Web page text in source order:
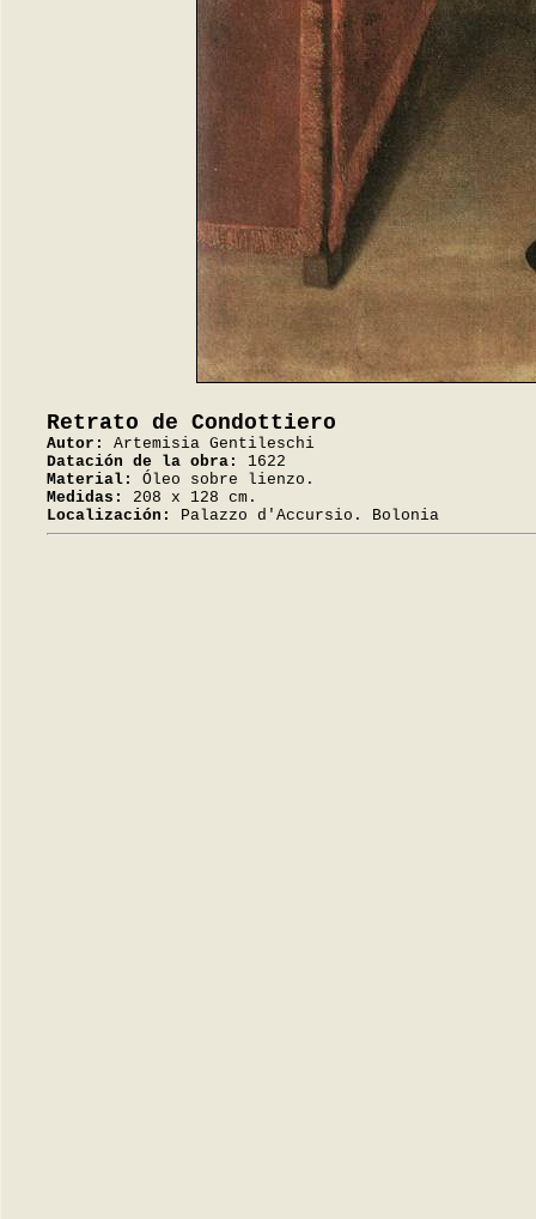
Retrato de Condottiero
Autor:
Artemisia Gentileschi
Datación de la obra:
1622
Material:
Óleo sobre lienzo.
Medidas:
208 x 128 cm.
Localización:
Palazzo d'Accursio. Bolonia